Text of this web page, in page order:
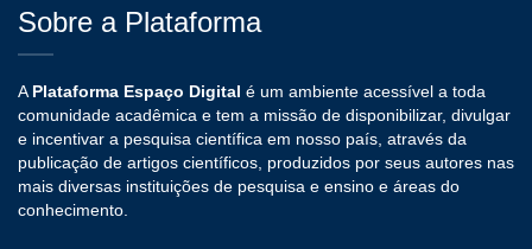
Sobre a Plataforma
A Plataforma Espaço Digital é um ambiente acessível a toda
comunidade acadêmica e tem a missão de disponibilizar, divulgar
e incentivar a pesquisa científica em nosso país, através da
publicação de artigos científicos, produzidos por seus autores nas
mais diversas instituições de pesquisa e ensino e áreas do
conhecimento.